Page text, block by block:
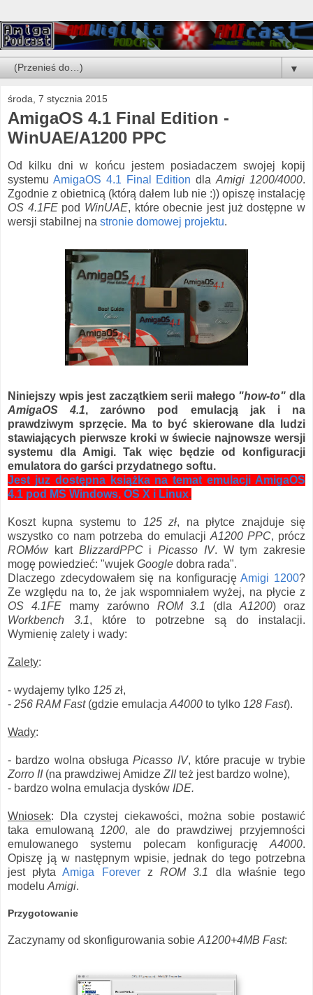
▼
środa, 7 stycznia 2015
AmigaOS 4.1 Final Edition -
WinUAE/A1200 PPC
Od kilku dni w końcu jestem posiadaczem swojej kopij
systemu AmigaOS 4.1 Final Edition dlaAmigi 1200/4000.
Zgodnie z obietnicą (którą dałem lub nie :)) opiszę instalację
OS 4.1FEpod WinUAE, które obecnie jest już dostępne w
wersji stabilnej na stronie domowej projektu.
Niniejszy wpis jest zaczątkiem serii małego "how-to" dla
AmigaOS 4.1, zarówno pod emulacją jak i na
prawdziwym sprzęcie. Ma to być skierowane dla ludzi
stawiających pierwsze kroki w świecie najnowsze wersji
systemu dla Amigi. Tak więc będzie od konfiguracji
emulatora do garści przydatnego softu.
Jest juz dostępna książka na temat emulacji AmigaOS
4.1 pod MS Windows, OS X i Linux.
Koszt kupna systemu to 125 zł, na płytce znajduje się
wszystko co nam potrzeba do emulacji A1200 PPC, prócz
ROMówkart BlizzardPPCi Picasso IV. W tym zakresie
mogę powiedzieć: "wujek Google dobra rada".
Dlaczego zdecydowałem się na konfiguracjęAmigi 1200?
Ze względu na to, że jak wspomniałem wyżej, na płycie z
OS 4.1FEmamy zarówno ROM 3.1 (dlaA1200) oraz
Workbench 3.1, które to potrzebne są do instalacji.
Wymienię zalety i wady:
Zalety:
- wydajemy tylko 125 zł,
- 256 RAM Fast(gdzie emulacja A4000 to tylko 128 Fast).
Wady:
- bardzo wolna obsługaPicasso IV, które pracuje w trybie
Zorro II(na prawdziwej Amidze ZIIteż jest bardzo wolne),
- bardzo wolna emulacja dysków IDE.
Wniosek: Dla czystej ciekawości, można sobie postawić
taka emulowaną 1200, ale do prawdziwej przyjemności
emulowanego systemu polecam konfigurację A4000.
Opiszę ją w następnym wpisie, jednak do tego potrzebna
jest płytaAmiga ForeverzROM 3.1
dla właśnie tego
modelu Amigi.
Przygotowanie
Zaczynamy od skonfigurowania sobie A1200+4MB Fast: